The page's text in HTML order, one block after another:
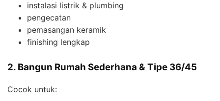
instalasi listrik & plumbing
pengecatan
pemasangan keramik
finishing lengkap
2. Bangun Rumah Sederhana & Tipe 36/45
Cocok untuk: